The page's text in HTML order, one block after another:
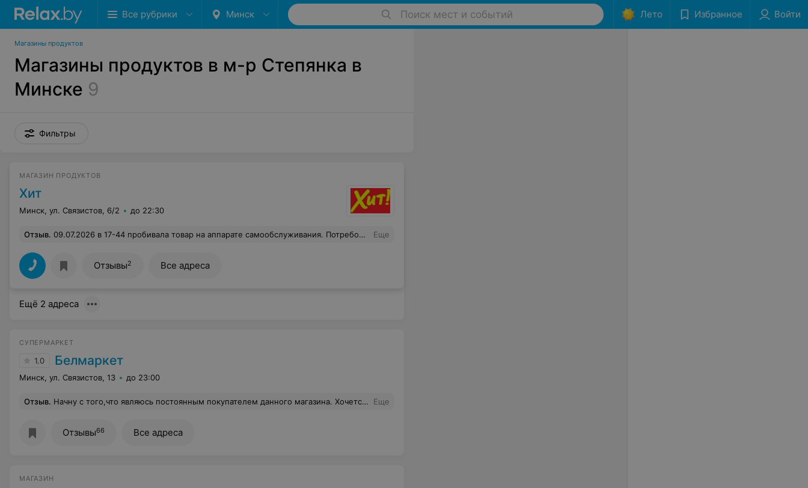
Все рубрики Минск Поиск мест и событий Лето Избранное Войти
Магазины продуктов
Магазины продуктов в м-р Степянка в
Минске 9
Фильтры
МАГАЗИН ПРОДУКТОВ
Хит
Минск, ул. Связистов, 6/2 до 22:30
Отзыв. 09.07.2026 в 17-44 пробивала товар на аппарате самообслуживания. Потребовалось вмешательство админстратора. Подошла к кассиру в кассу номер1, попросила ее нажать на нужную кнопку. Она, рассчитав покупателя, стала обслуживать следующего, как бы издеваясь надо мной. То есть, я должна была ждать, когда она обслужит всю очередь. Просьба, обьяснить этому кассиру, как нужно действовать в данной ситуации. Может, поймет. В ответ на то, что я сказала, что буду писать жалобу, она ответила, что хоть десять жалоб пиши. Еще
Отзывы2 Все адреса
Ещё 2 адреса
СУПЕРМАРКЕТ
1.0 Белмаркет
Минск, ул. Связистов, 13 до 23:00
Отзыв. Начну с того,что являюсь постоянным покупателем данного магазина. Хочется высказать огромную благодарность руководству и персоналу за внимательное отношение к своим клиентам,всегда радует большой ассортимент,акции и обслуживание от входа, до выхода в данном магазине. Всегда буду ходить за покупками именно в этот Белмаркет Еще
Отзывы66 Все адреса
МАГАЗИН